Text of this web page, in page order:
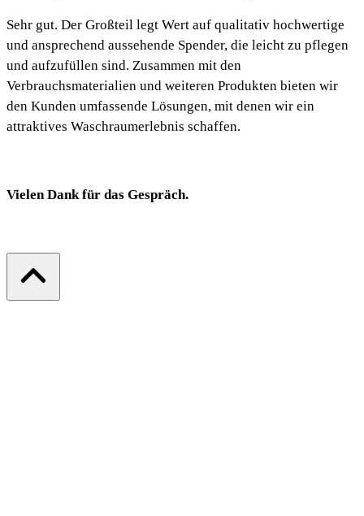
Sehr gut. Der Großteil legt Wert auf qualitativ hochwertige
und ansprechend aussehende Spender, die leicht zu pflegen
und aufzufüllen sind. Zusammen mit den
Verbrauchsmaterialien und weiteren Produkten bieten wir
den Kunden umfassende Lösungen, mit denen wir ein
attraktives Waschraumerlebnis schaffen.
Vielen Dank für das Gespräch.